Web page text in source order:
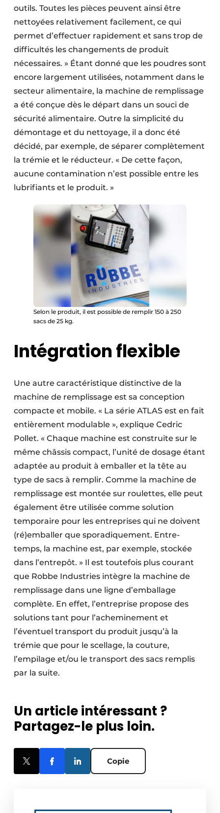
outils. Toutes les pièces peuvent ainsi être
nettoyées relativement facilement, ce qui
permet d’effectuer rapidement et sans trop de
difficultés les changements de produit
nécessaires. » Étant donné que les poudres sont
encore largement utilisées, notamment dans le
secteur alimentaire, la machine de remplissage
a été conçue dès le départ dans un souci de
sécurité alimentaire. Outre la simplicité du
démontage et du nettoyage, il a donc été
décidé, par exemple, de séparer complètement
la trémie et le réducteur. « De cette façon,
aucune contamination n’est possible entre les
lubrifiants et le produit. »
Selon le produit, il est possible de remplir 150 à 250
sacs de 25 kg.
Intégration flexible
Une autre caractéristique distinctive de la
machine de remplissage est sa conception
compacte et mobile. « La série ATLAS est en fait
entièrement modulable », explique Cedric
Pollet. « Chaque machine est construite sur le
même châssis compact, l’unité de dosage étant
adaptée au produit à emballer et la tête au
type de sacs à remplir. Comme la machine de
remplissage est montée sur roulettes, elle peut
également être utilisée comme solution
temporaire pour les entreprises qui ne doivent
(ré)emballer que sporadiquement. Entre-
temps, la machine est, par exemple, stockée
dans l’entrepôt. » Il est toutefois plus courant
que Robbe Industries intègre la machine de
remplissage dans une ligne d’emballage
complète. En effet, l’entreprise propose des
solutions tant pour l’acheminement et
l’éventuel transport du produit jusqu’à la
trémie que pour le scellage, la couture,
l’empilage et/ou le transport des sacs remplis
par la suite.
Un article intéressant ?
Partagez-le plus loin.
Copie